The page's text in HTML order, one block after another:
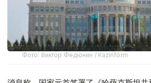
Фото: Виктор Федюнин / Kazinform